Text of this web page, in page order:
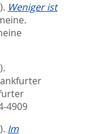
Weniger ist
4909
Im